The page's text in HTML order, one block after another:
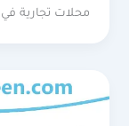
محلات تجارية